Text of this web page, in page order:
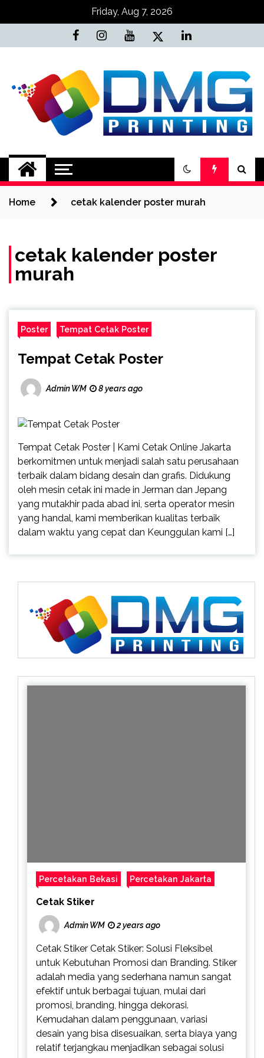
Friday, Aug 7, 2026
Jasa Cetak Online
DMG Printing
Home cetak kalender poster murah
cetak kalender poster
murah
Poster Tempat Cetak Poster
Tempat Cetak Poster
Admin WM 8 years ago
Tempat Cetak Poster | Kami Cetak Online Jakarta
berkomitmen untuk menjadi salah satu perusahaan
terbaik dalam bidang desain dan grafis. Didukung
oleh mesin cetak ini made in Jerman dan Jepang
yang mutakhir pada abad ini, serta operator mesin
yang handal, kami memberikan kualitas terbaik
dalam waktu yang cepat dan Keunggulan kami […]
Percetakan Bekasi Percetakan Jakarta
Cetak Stiker
Admin WM 2 years ago
Cetak Stiker Cetak Stiker: Solusi Fleksibel
untuk Kebutuhan Promosi dan Branding. Stiker
adalah media yang sederhana namun sangat
efektif untuk berbagai tujuan, mulai dari
promosi, branding, hingga dekorasi.
Kemudahan dalam penggunaan, variasi
desain yang bisa disesuaikan, serta biaya yang
relatif terjangkau menjadikan sebagai solusi